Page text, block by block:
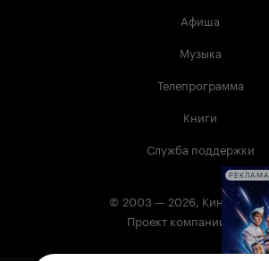
Афиша
Музыка
Телепрограмма
Книги
Служба поддержки
© 2003 — 2026, Кинопоиск
Проект компании
РЕКЛАМА